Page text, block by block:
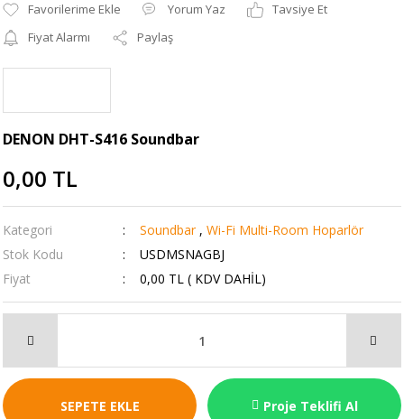
Yorum Yaz
Tavsiye Et
Fiyat Alarmı
Paylaş
DENON DHT-S416 Soundbar
0,00 TL
Kategori Soundbar , Wi-Fi Multi-Room Hoparlör
Stok Kodu
USDMSNAGBJ
Fiyat
0,00 TL ( KDV DAHİL)
SEPETE EKLE Proje Teklifi Al